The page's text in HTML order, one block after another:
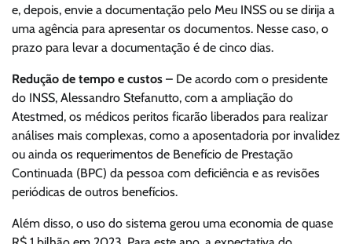
e, depois, envie a documentação pelo Meu INSS ou se dirija a
uma agência para apresentar os documentos. Nesse caso, o
prazo para levar a documentação é de cinco dias.
Redução de tempo e custos – De acordo com o presidente
do INSS, Alessandro Stefanutto, com a ampliação do
Atestmed, os médicos peritos ficarão liberados para realizar
análises mais complexas, como a aposentadoria por invalidez
ou ainda os requerimentos de Benefício de Prestação
Continuada (BPC) da pessoa com deficiência e as revisões
periódicas de outros benefícios.
Além disso, o uso do sistema gerou uma economia de quase